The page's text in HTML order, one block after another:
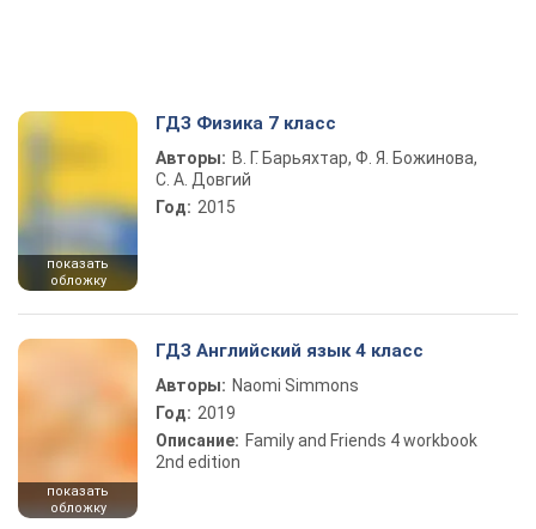
показать
обложку
ГДЗ Физика 7 класс
Авторы: В. Г. Барьяхтар, Ф. Я. Божинова,
С. А. Довгий
Год: 2015
показать
обложку
ГДЗ Английский язык 4 класс
Авторы: Naomi Simmons
Год: 2019
Описание: Family and Friends 4 workbook
2nd edition